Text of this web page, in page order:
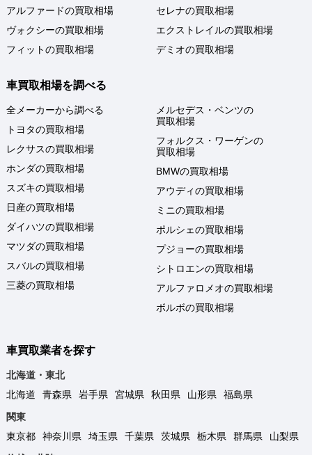
アルファードの買取相場
ヴォクシーの買取相場
フィットの買取相場
セレナの買取相場
エクストレイルの買取相場
デミオの買取相場
車買取相場を調べる
全メーカーから調べる
トヨタの買取相場
レクサスの買取相場
ホンダの買取相場
スズキの買取相場
日産の買取相場
ダイハツの買取相場
マツダの買取相場
スバルの買取相場
三菱の買取相場
メルセデス・ベンツの
買取相場
フォルクス・ワーゲンの
買取相場
BMWの買取相場
アウディの買取相場
ミニの買取相場
ポルシェの買取相場
プジョーの買取相場
シトロエンの買取相場
アルファロメオの買取相場
ボルボの買取相場
車買取業者を探す
北海道・東北
北海道
青森県 岩手県 宮城県 秋田県 山形県
福島県
関東
東京都
神奈川県 埼玉県 千葉県 茨城県 栃木県 群馬県
山梨県